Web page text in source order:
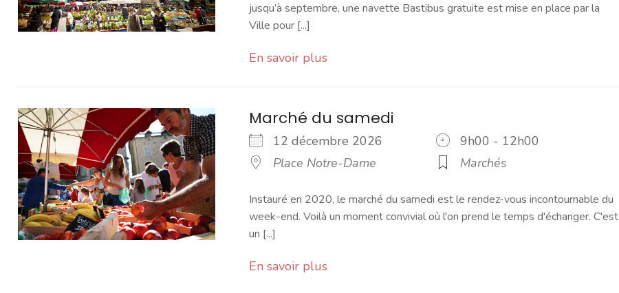
jusqu’à septembre, une navette Bastibus gratuite est mise en place par la
Ville pour [...]
En savoir plus
Marché du samedi
12 décembre 2026
9h00 - 12h00
Place Notre-Dame
Marchés
Instauré en 2020, le marché du samedi est le rendez-vous incontournable du
week-end. Voilà un moment convivial où l'on prend le temps d'échanger. C'est
un [...]
En savoir plus